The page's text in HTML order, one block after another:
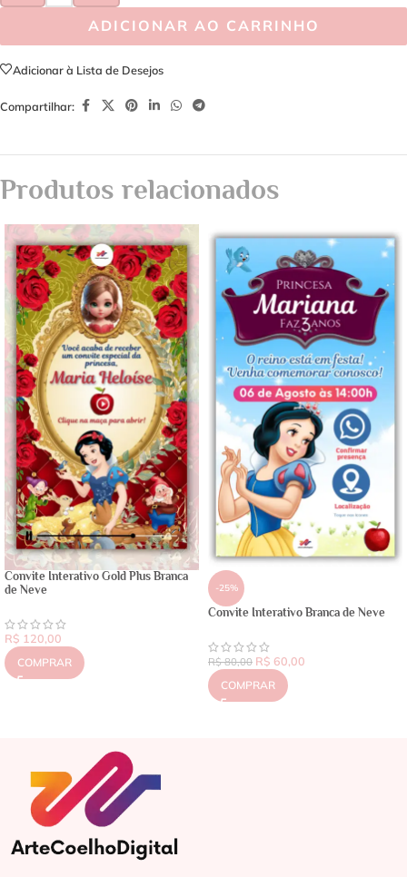
ADICIONAR AO CARRINHO
Adicionar à Lista de Desejos
Compartilhar:
Produtos relacionados
Convite Interativo Gold Plus Branca
de Neve
R$ 120,00
COMPRAR
-25%
Convite Interativo Branca de Neve
R$80,00 R$ 60,00
COMPRAR